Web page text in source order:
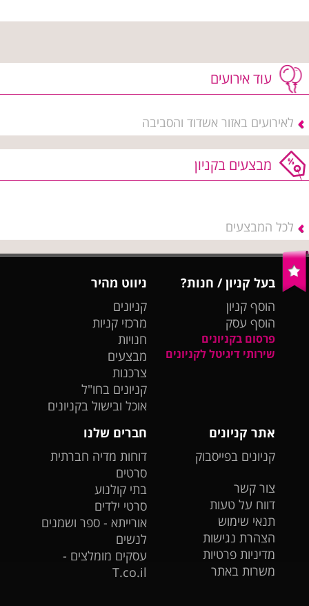
עוד אירועים
לאירועים באזור אשדוד והסביבה
מבצעים בקניון
לכל המבצעים
בעל קניון / חנות?
הוסף קניון
הוסף עסק
פרסום בקניונים
שירותי דיגיטל לקניונים
ניווט מהיר
קניונים
מרכזי קניות
חנויות
מבצעים
צרכנות
קניונים בחו"ל
אוכל ובישול בקניונים
אתר קניונים
קניונים בפייסבוק
צור קשר
דווח על טעות
תנאי שימוש
הצהרת נגישות
מדיניות פרטיות
משרות באתר
חברים שלנו
דוחות מדיה חברתית
סרטים
בתי קולנוע
סרטי ילדים
אורייתא - ספר ושמנים
לנשים
עסקים מומלצים -
T.co.il